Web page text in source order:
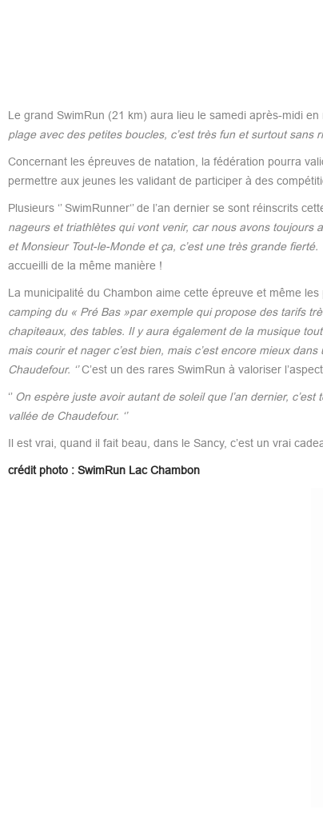
Le grand SwimRun (21 km) aura lieu le samedi après-midi en
plage avec des petites boucles, c’est très fun et surtout sans
Concernant les épreuves de natation, la fédération pourra
permettre aux jeunes les validant de participer à des
Plusieurs ‘’ SwimRunner‘’ de l’an dernier se sont réinscrits
nageurs et triathlètes qui vont venir, car nous avons toujours
et Monsieur Tout-le-Monde et ça, c’est une très grande fierté.
accueilli de la même manière !
La municipalité du Chambon aime cette épreuve et même les
camping du « Pré Bas »par exemple qui propose des tarifs
chapiteaux, des tables. Il y aura également de la musique
mais courir et nager c’est bien, mais c’est encore mieux
Chaudefour. ‘’C’est un des rares SwimRun à valoriser
‘’ On espère juste avoir autant de soleil que l’an dernier,
vallée de Chaudefour. ‘’
Il est vrai, quand il fait beau, dans le Sancy, c’est un vrai
crédit photo : SwimRun Lac Chambon